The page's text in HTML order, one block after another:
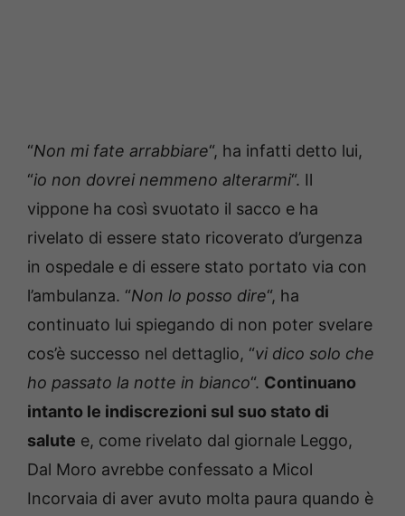
“Non mi fate arrabbiare“, ha infatti detto lui,
“io non dovrei nemmeno alterarmi“. Il
vippone ha così svuotato il sacco e ha
rivelato di essere stato ricoverato d’urgenza
in ospedale e di essere stato portato via con
l’ambulanza. “Non lo posso dire“, ha
continuato lui spiegando di non poter svelare
cos’è successo nel dettaglio, “vi dico solo che
ho passato la notte in bianco“. Continuano
intanto le indiscrezioni sul suo stato di
salute e, come rivelato dal giornale Leggo,
Dal Moro avrebbe confessato a Micol
Incorvaia di aver avuto molta paura quando è